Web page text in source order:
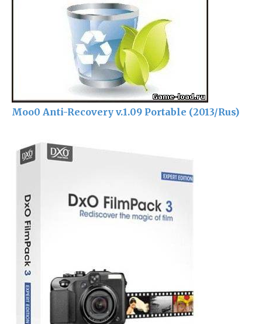
Moo0 Anti-Recovery v.1.09 Portable (2013/Rus)